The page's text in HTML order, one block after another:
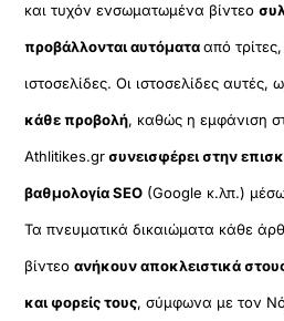
και τυχόν ενσωματωμένα βίντεο
προβάλλονται αυτόματααπό
ιστοσελίδες. Οι ιστοσελίδες αυτές,
κάθε προβολή, καθώς η εμφάνιση
Athlitikes.grσυνεισφέρει στην
βαθμολογία SEO (Google κ.λπ.)
Τα πνευματικά δικαιώματα κάθε
βίντεοανήκουν αποκλειστικά
και φορείς τους, σύμφωνα με τον